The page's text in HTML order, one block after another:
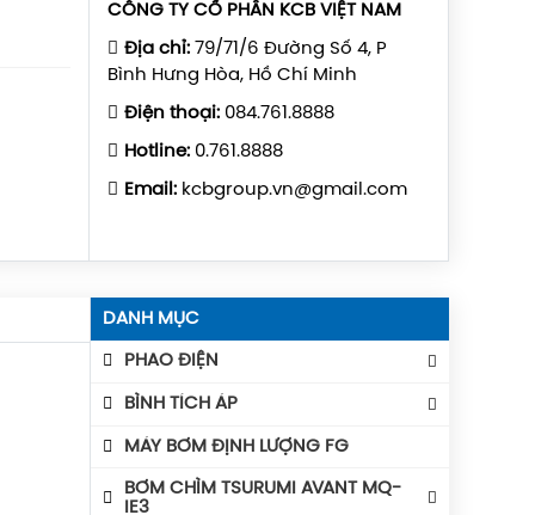
CÔNG TY CỔ PHẦN KCB VIỆT NAM
Địa chỉ: 79/71/6 Đường Số 4, P
Bình Hưng Hòa, Hồ Chí Minh
Điện thoại: 084.761.8888
Hotline: 0.761.8888
Email: kcbgroup.vn@gmail.com
DANH MỤC
PHAO ĐIỆN
Phao Báo Mức
Phao Điện Tecno- Italy
BÌNH TÍCH ÁP
Bình Tích Áp Aquafill
Bình Tích Áp VAREM
Bình Tích Áp Thể Tích
MÁY BƠM ĐỊNH LƯỢNG FG
BƠM CHÌM TSURUMI AVANT MQ-
IE3